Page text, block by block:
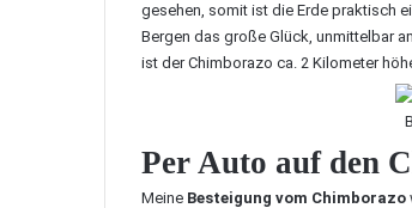
gesehen, somit ist die Erde praktisch
Bergen das große Glück, unmittelbar
ist der Chimborazo ca. 2 Kilometer
Per Auto auf den
Meine Besteigung vom Chimborazo